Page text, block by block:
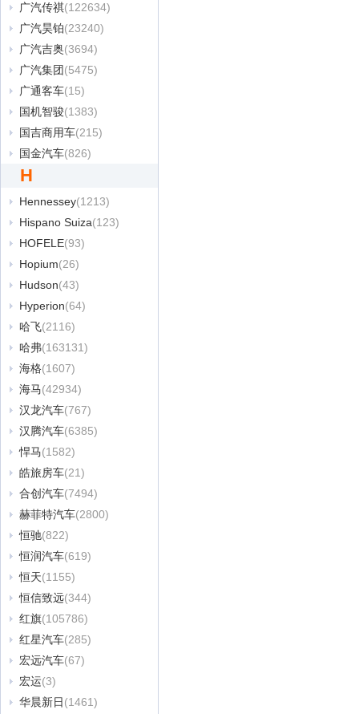
广汽传祺(122634)
广汽昊铂(23240)
广汽吉奥(3694)
广汽集团(5475)
广通客车(15)
国机智骏(1383)
国吉商用车(215)
国金汽车(826)
H
Hennessey(1213)
Hispano Suiza(123)
HOFELE(93)
Hopium(26)
Hudson(43)
Hyperion(64)
哈飞(2116)
哈弗(163131)
海格(1607)
海马(42934)
汉龙汽车(767)
汉腾汽车(6385)
悍马(1582)
皓旅房车(21)
合创汽车(7494)
赫菲特汽车(2800)
恒驰(822)
恒润汽车(619)
恒天(1155)
恒信致远(344)
红旗(105786)
红星汽车(285)
宏远汽车(67)
宏运(3)
华晨新日(1461)